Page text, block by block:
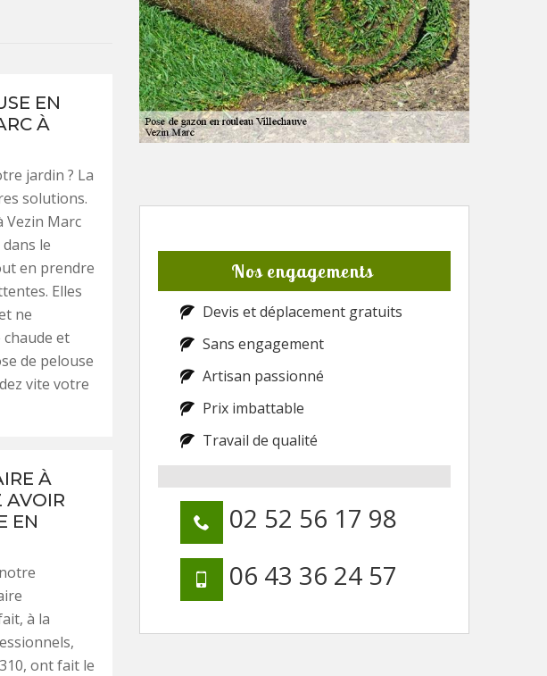
EN
À
jardin ? La
solutions.
Vezin Marc
le
en prendre
Elles
ne
chaude et
de pelouse
vite votre
À
AVOIR
EN
à la
ont fait le
Nos engagements
Devis et déplacement gratuits
Sans engagement
Artisan passionné
Prix imbattable
Travail de qualité
02 52 56 17 98
06 43 36 24 57